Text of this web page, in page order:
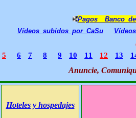
Pagos Banco
Vídeos subidos por CaSu
5 6 7 8 9 10 11 12 13
Anuncie,
Hoteles y hospedajes